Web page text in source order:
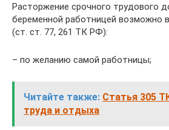
Расторжение срочного трудового
беременной работницей возможно
(ст. ст. 77, 261 ТК РФ):
– по желанию самой работницы;
Читайте также: Статья 305
труда и отдыха